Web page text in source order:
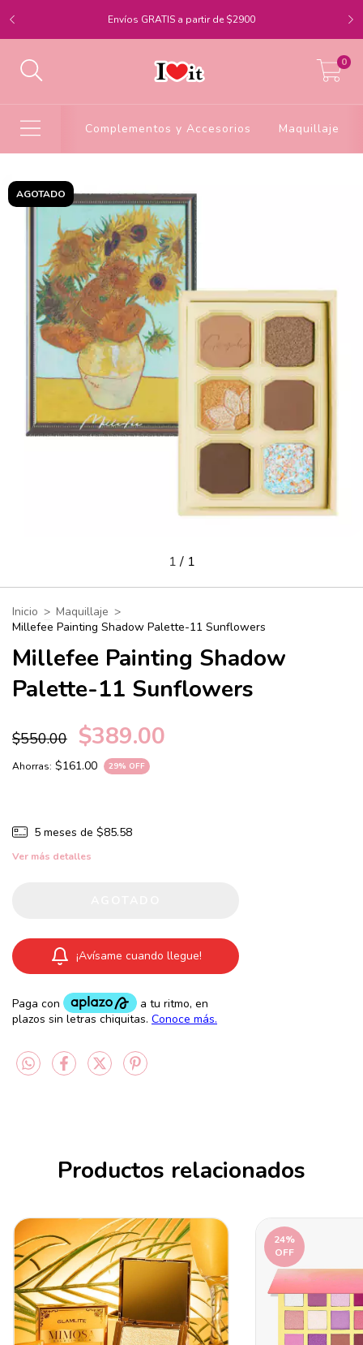
Envíos GRATIS a partir de $2900
0
Complementos y Accesorios Maquillaje
AGOTADO
1/ 1
Inicio > Maquillaje >
Millefee Painting Shadow Palette-11 Sunflowers
Millefee Painting Shadow
Palette-11 Sunflowers
$550.00 $389.00
Ahorras: $161.00 29% OFF
5 meses de $85.58
Ver más detalles
¡Avísame cuando llegue!
Productos relacionados
24%
OFF